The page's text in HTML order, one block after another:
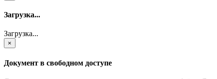
Загрузка...
Загрузка...
×
Документ в свободном доступе